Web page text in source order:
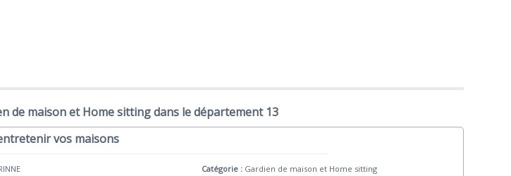
de maison et Home sitting dans le département 13
vos maisons
Catégorie : Gardien de maison et Home sitting